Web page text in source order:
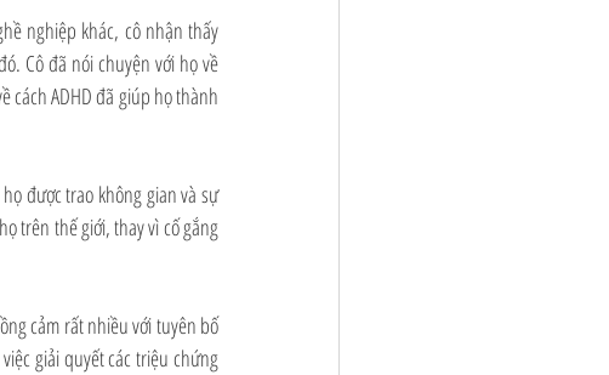
nghiệp khác, cô nhận thấy
Cô đã nói chuyện với họ về
cách ADHD đã giúp họ thành
được trao không gian và sự
trên thế giới, thay vì cố gắng
cảm rất nhiều với tuyên bố
giải quyết các triệu chứng